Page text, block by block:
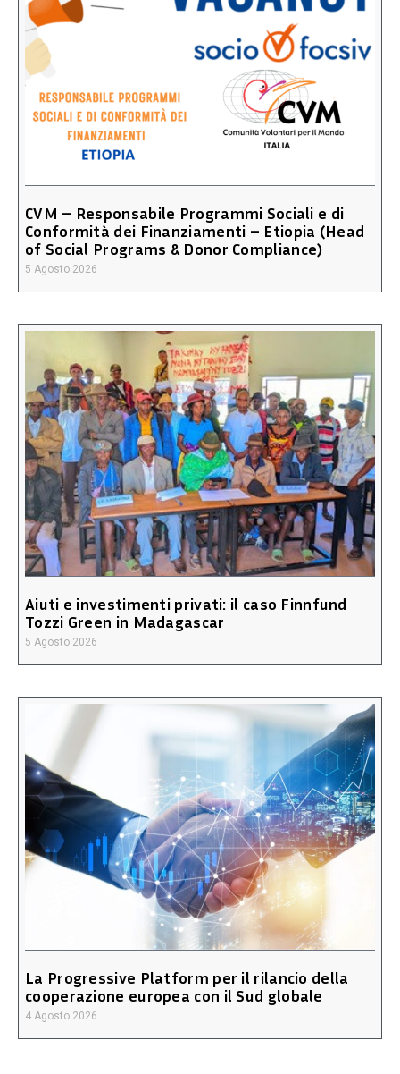
CVM – Responsabile Programmi Sociali e di
Conformità dei Finanziamenti – Etiopia (Head
of Social Programs & Donor Compliance)
5 Agosto 2026
Aiuti e investimenti privati: il caso Finnfund
Tozzi Green in Madagascar
5 Agosto 2026
La Progressive Platform per il rilancio della
cooperazione europea con il Sud globale
4 Agosto 2026